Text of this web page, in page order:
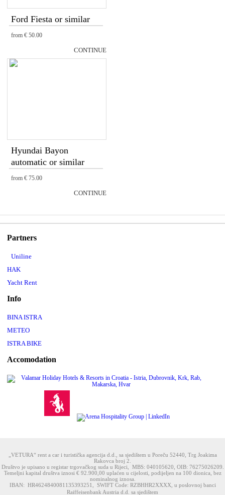
Ford Fiesta or similar
from € 50.00
CONTINUE
Hyundai Bayon
automatic or similar
from € 75.00
CONTINUE
Partners
Uniline
HAK
Yacht Rent
Info
BINA ISTRA
METEO
ISTRA BIKE
Accomodation
„VETURA“ rent a car i turistička agencija d.d., sa sjedištem u Poreču 52440, Trg Joakima
Rakovca broj 2.
Društvo je upisano u registar trgovačkog suda u Rijeci, MBS: 040105620, OIB: 76275026209.
Temeljni kapital društva iznosi € 92.900,00 uplaćen u cijelosti, podijeljen na 100 dionica, bez
nominalnog iznosa.
IBAN: HR4624840081135393251, SWIFT Code: RZBHHR2XXXX, u poslovnoj banci
Raiffeisenbank Austria d.d. sa sjedištem